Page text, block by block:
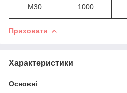
М30 1000
Приховати
Характеристики
Основні